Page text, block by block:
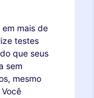
em mais de
testes
que seus
sem
mesmo